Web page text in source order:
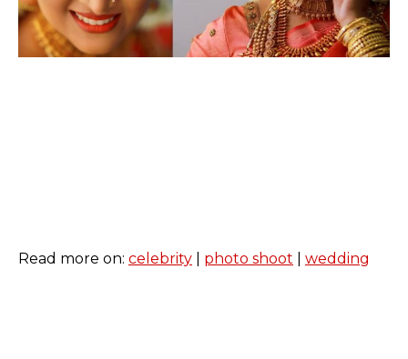
Read more on: celebrity photo shoot wedding